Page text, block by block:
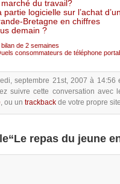
du travail?
logicielle sur l’achat
Bretagne en chiffres
demain ?
de 2 semaines
consommateurs de téléphone
septembre 21st, 2007 à 14:56
suivre cette conversation avec
, ou un trackback de votre propre
repas du jeune